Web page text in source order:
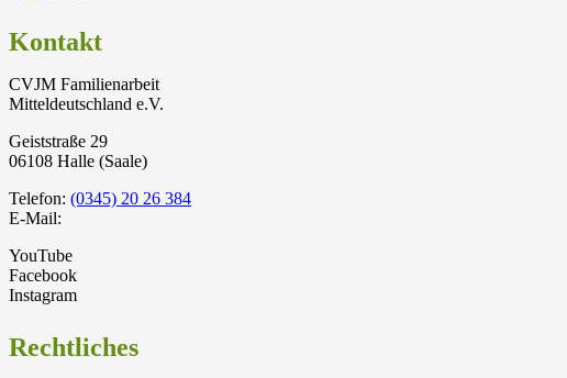
Kontakt
CVJM Familienarbeit
Mitteldeutschland e.V.
Geiststraße 29
06108 Halle (Saale)
Telefon: (0345) 20 26 384
E-Mail:
YouTube
Facebook
Instagram
Rechtliches